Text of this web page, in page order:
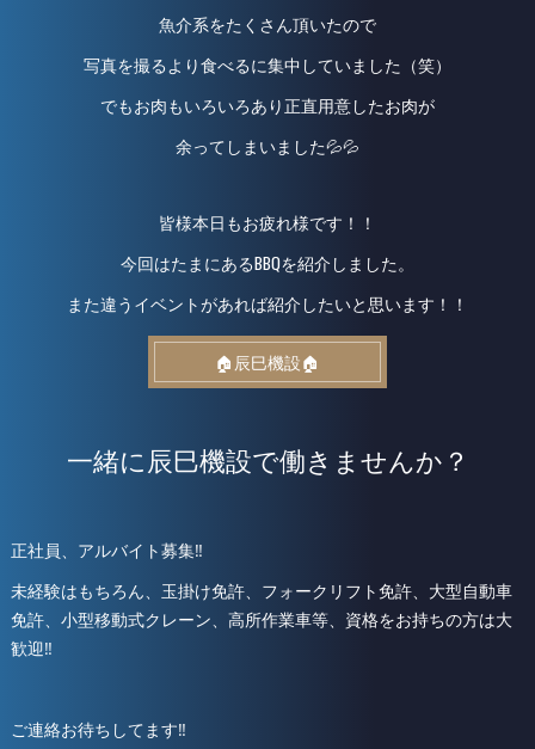
魚介系をたくさん頂いたので
写真を撮るより食べるに集中していました（笑）
でもお肉もいろいろあり正直用意したお肉が
余ってしまいました💦💦
皆様本日もお疲れ様です！！
今回はたまにあるBBQを紹介しました。
また違うイベントがあれば紹介したいと思います！！
🏠辰巳機設🏠
一緒に辰巳機設で働きませんか？
正社員、アルバイト募集‼️
未経験はもちろん、玉掛け免許、フォークリフト免許、大型自動車
免許、小型移動式クレーン、高所作業車等、資格をお持ちの方は大
歓迎‼️
ご連絡お待ちしてます‼️